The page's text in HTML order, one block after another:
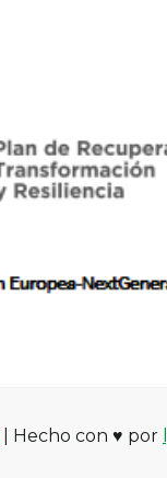
| Hecho con ♥ por